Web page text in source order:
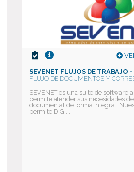
SEVENET FLUJOS DE TRABAJO -
FLUJO DE DOCUMENTOS Y
SEVENET es una suite de software
permite atender sus necesidades
documental de forma integral.
permite DIGI...